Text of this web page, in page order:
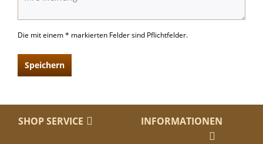
Die mit einem * markierten Felder sind Pflichtfelder.
Speichern
SHOP SERVICE INFORMATIONEN